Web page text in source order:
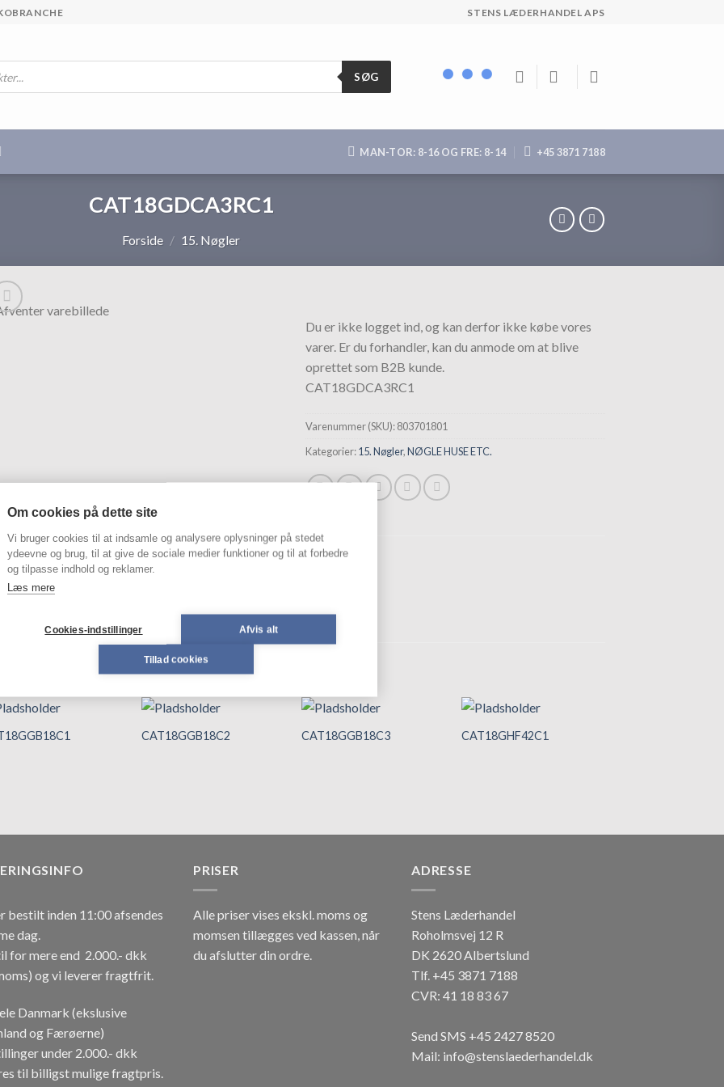
STENS LÆDERHANDEL APS
SØG
MAN-TOR: 8-16 OG FRE: 8-14 +45 3871 7188
CAT18GDCA3RC1
Forside / 15. Nøgler
Du er ikke logget ind, og kan derfor ikke købe vores
varer. Er du forhandler, kan du anmode om at blive
oprettet som B2B kunde.
CAT18GDCA3RC1
Varenummer (SKU):803701801
Kategorier:15. Nøgler,NØGLE HUSE ETC.
VARER
CAT18GGB18C2 CAT18GGB18C3 CAT18GHF42C1
bestilt inden 11:00 afsendes
dag.
for mere end 2.000.- dkk
og vi leverer fragtfrit.
Danmark (ekslusive
og Færøerne)
under 2.000.- dkk
til billigst mulige fragtpris.
PRISER
Alle priser vises ekskl. moms og
momsen tillægges ved kassen, når
du afslutter din ordre.
ADRESSE
Stens Læderhandel
Roholmsvej 12 R
DK 2620 Albertslund
Tlf. +45 3871 7188
CVR: 41 18 83 67
Send SMS +45 2427 8520
Mail: info@stenslaederhandel.dk
Om cookies på dette site
Vi bruger cookies til at indsamle og analysere oplysninger på stedet
ydeevne og brug, til at give de sociale medier funktioner og til at forbedre
og tilpasse indhold og reklamer.
Læs mere
Cookies-indstillinger Afvis alt
Tillad cookies